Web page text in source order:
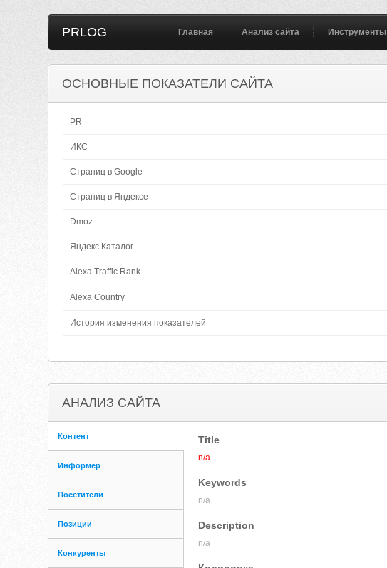
PRLOG Главная Анализ сайта Инструменты
ОСНОВНЫЕ ПОКАЗАТЕЛИ САЙТА
PR
ИКС
Страниц в Google
Страниц в Яндексе
Dmoz
Яндекс Каталог
Alexa Traffic Rank
Alexa Country
История изменения показателей
АНАЛИЗ САЙТА
Контент
Информер
Посетители
Позиции
Конкуренты
Title
n/a
Keywords
n/a
Description
n/a